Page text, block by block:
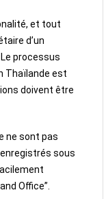
et tout
d’un
processus
Thaïlande est
doivent être
ne sont pas
sous
Office”.